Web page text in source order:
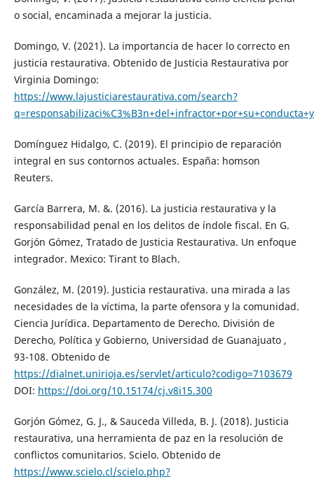
o social, encaminada a mejorar la justicia.
Domingo, V. (2021). La importancia de hacer lo correcto en
justicia restaurativa. Obtenido de Justicia Restaurativa por
Virginia Domingo:
https://www.lajusticiarestaurativa.com/search?
Domínguez Hidalgo, C. (2019). El principio de reparación
integral en sus contornos actuales. España: homson
Reuters.
García Barrera, M. &. (2016). La justicia restaurativa y la
responsabilidad penal en los delitos de índole fiscal. En G.
Gorjón Gómez, Tratado de Justicia Restaurativa. Un enfoque
integrador. Mexico: Tirant to Blach.
González, M. (2019). Justicia restaurativa. una mirada a las
necesidades de la víctima, la parte ofensora y la comunidad.
Ciencia Jurídica. Departamento de Derecho. División de
Derecho, Política y Gobierno, Universidad de Guanajuato ,
93-108. Obtenido de
https://dialnet.unirioja.es/servlet/articulo?codigo=7103679
DOI: https://doi.org/10.15174/cj.v8i15.300
Gorjón Gómez, G. J., & Sauceda Villeda, B. J. (2018). Justicia
restaurativa, una herramienta de paz en la resolución de
conflictos comunitarios. Scielo. Obtenido de
https://www.scielo.cl/scielo.php?